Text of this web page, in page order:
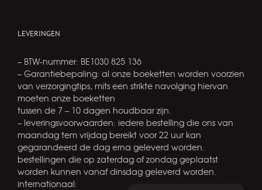
LEVERINGEN
– BTW-nummer: BE1030 825 136
– Garantiebepaling: al onze boeketten worden voorzien
van verzorgingtips, mits een strikte navolging hiervan
moeten onze boeketten
tussen de 7 – 10 dagen houdbaar zijn.
– leveringsvoorwaarden: iedere bestelling die ons van
maandag tem vrijdag bereikt voor 22 uur kan
gegarandeerd de dag erna geleverd worden.
bestellingen die op zaterdag of zondag geplaatst
worden kunnen vanaf dinsdag geleverd worden.
internationaal: